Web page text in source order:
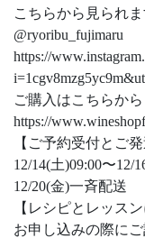
こちらから見られ
@ryoribu_fujimaru
https://
ご購入はこちらか
https://
【ご予約受付とご発
12/14(土)09:00〜12/
12/20(金)一斉配送
【レシピとレッスン
お申し込みの際に